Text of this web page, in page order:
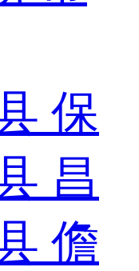
保
昌
儋